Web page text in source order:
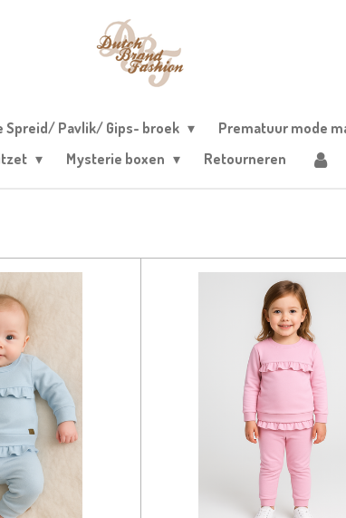
Spreid/ Pavlik/ Gips- broek Prematuur mode
Mysterie boxen Retourneren